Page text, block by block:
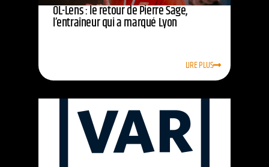
OL-Lens : le retour de Pierre Sage,
l’entraîneur qui a marqué Lyon
LIRE PLUS